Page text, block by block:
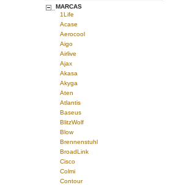
MARCAS
1Life
Acase
Aerocool
Aigo
Airlive
Ajax
Akasa
Akyga
Aten
Atlantis
Baseus
BlitzWolf
Blow
Brennenstuhl
BroadLink
Cisco
Colmi
Contour